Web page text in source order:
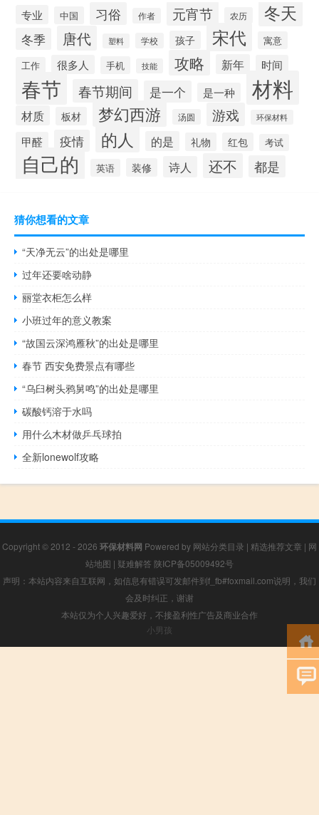
专业 中国 习俗 作者 元宵节 农历 冬天
冬季 唐代 塑料 学校 孩子 宋代 寓意
工作 很多人 手机 技能 攻略 新年 时间
春节 春节期间 是一个 是一种 材料
材质 板材 梦幻西游 汤圆 游戏 环保材料
甲醛 疫情 的人 的是 礼物 红包 考试
自己的 英语 装修 诗人 还不 都是
猜你想看的文章
“天净无云”的出处是哪里
过年还要啥动静
丽堂衣柜怎么样
小班过年的意义教案
“故国云深鸿雁秋”的出处是哪里
春节 西安免费景点有哪些
“乌臼树头鸦舅鸣”的出处是哪里
碳酸钙溶于水吗
用什么木材做乒乓球拍
全新lonewolf攻略
Copyright © 2012 - 2026 环保材料网 Powered by 网站分类目录 | 精选推荐文章 | 网
站地图 | 疑难解答 陕ICP备05009492号
声明：本站内容来自互联网，如信息有错误可发邮件到f_fb#foxmail.com说明，我们
会及时纠正，谢谢
本站仅为个人兴趣爱好，不接盈利性广告及商业合作
小男孩